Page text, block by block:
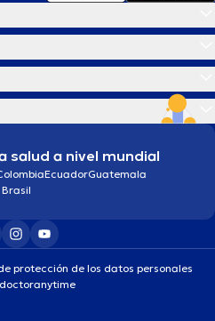
salud a nivel mundial
EcuadorGuatemala
Brasil
protección de los datos personales